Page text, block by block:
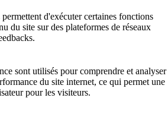
d'exécuter certaines fonctions
du site sur des plateformes de réseaux
sont utilisés pour comprendre et analyser
du site internet, ce qui permet une
pour les visiteurs.